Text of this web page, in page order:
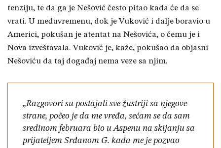
tenziju, te da ga je Nešović često pitao kada će da se
vrati. U međuvremenu, dok je Vuković i dalje boravio u
Americi, pokušan je atentat na Nešovića, o čemu je i
Nova izveštavala. Vuković je, kaže, pokušao da objasni
Nešoviću da taj događaj nema veze sa njim.
„Razgovori su postajali sve žustriji sa njegove
strane, počeo je da me vređa, sećam se da sam
sredinom februara bio u Aspenu na skijanju sa
prijateljem Srđanom G. kada me je pozvao